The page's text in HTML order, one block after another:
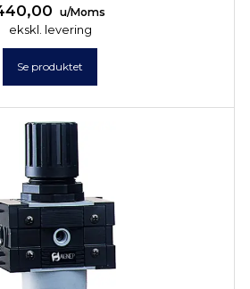
u/Moms
ekskl. levering
Se produktet